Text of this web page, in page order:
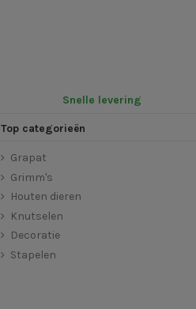
Snelle levering
Top categorieën
Grapat
Grimm's
Houten dieren
Knutselen
Decoratie
Stapelen